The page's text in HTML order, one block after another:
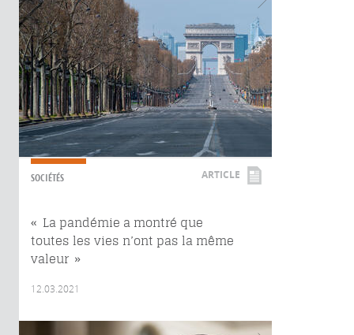
SOCIÉTÉS ARTICLE
« La pandémie a montré que
toutes les vies n’ont pas la même
valeur »
12.03.2021